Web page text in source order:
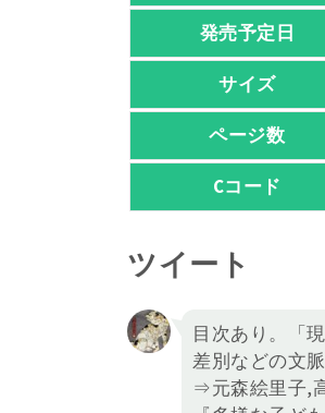
発売予定日
サイズ
ページ数
Cコード
ツイート
目次あり。「
差別などの文
⇒元森絵里子,